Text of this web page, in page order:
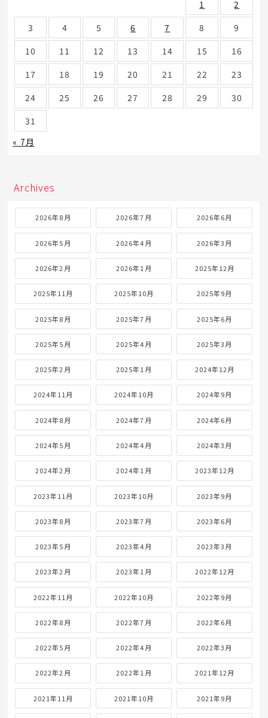
1
2
3
4 5 6 7 8
9
10
11 12 13 14 15
16
17
18 19 20 21 22
23
24
25 26 27 28 29
30
31
« 7月
Archives
2026年8月 2026年7月 2026年6月
2026年5月 2026年4月 2026年3月
2026年2月 2026年1月 2025年12月
2025年11月 2025年10月 2025年9月
2025年8月 2025年7月 2025年6月
2025年5月 2025年4月 2025年3月
2025年2月 2025年1月 2024年12月
2024年11月 2024年10月 2024年9月
2024年8月 2024年7月 2024年6月
2024年5月 2024年4月 2024年3月
2024年2月 2024年1月 2023年12月
2023年11月 2023年10月 2023年9月
2023年8月 2023年7月 2023年6月
2023年5月 2023年4月 2023年3月
2023年2月 2023年1月 2022年12月
2022年11月 2022年10月 2022年9月
2022年8月 2022年7月 2022年6月
2022年5月 2022年4月 2022年3月
2022年2月 2022年1月 2021年12月
2021年11月 2021年10月 2021年9月